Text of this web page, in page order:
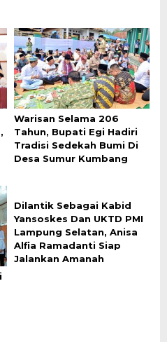
Warisan Selama 206
Tahun, Bupati Egi Hadiri
Tradisi Sedekah Bumi Di
Desa Sumur Kumbang
Dilantik Sebagai Kabid
Yansoskes Dan UKTD PMI
Lampung Selatan, Anisa
Alfia Ramadanti Siap
Jalankan Amanah